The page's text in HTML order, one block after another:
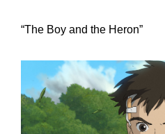
“The Boy and the Heron”